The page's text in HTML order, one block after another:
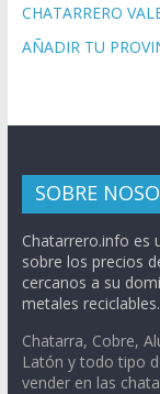
CHATARRERO
AÑADIR TU
SOBRE
Chatarrero.info es
sobre los precios
cercanos a su
metales reciclables.
Chatarra, Cobre,
Latón y todo tipo
vender en las